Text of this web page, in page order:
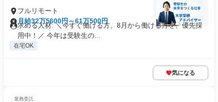
フルリモート
月給32万5600円～61万500円
求める人材: ＼今すぐ働ける方、8月から働ける方を、優先採
用中！／ 今年は受験生の...
在宅OK
気になる
業務委託